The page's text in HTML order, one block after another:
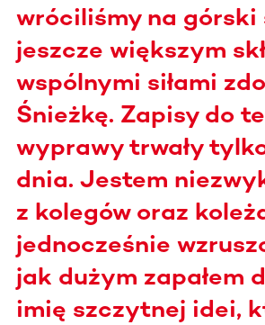
wróciliśmy na górski
jeszcze większym
wspólnymi siłami
Śnieżkę. Zapisy do
wyprawy trwały
dnia. Jestem
z kolegów oraz
jednocześnie
jak dużym zapałem
imię szczytnej idei,